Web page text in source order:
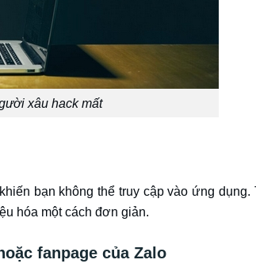
xâu hack mất
bạn không thể truy cập vào ứng dụng.
hóa một cách đơn giản.
fanpage của Zalo